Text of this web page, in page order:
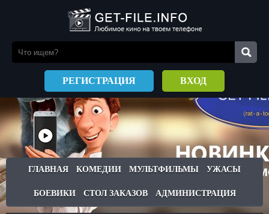
РЕГИСТРАЦИЯ ВХОД
ГЛАВНАЯ КОМЕДИИ МУЛЬТФИЛЬМЫ УЖАСЫ
БОЕВИКИ СТОЛ ЗАКАЗОВ АДМИНИСТРАЦИЯ